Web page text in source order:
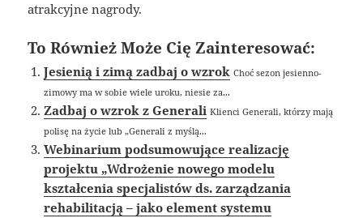
atrakcyjne nagrody.
To Również Może Cię Zainteresować:
Jesienią i zimą zadbaj o wzrok Choć sezon jesienno-
zimowy ma w sobie wiele uroku, niesie za...
Zadbaj o wzrok z Generali Klienci Generali, którzy mają
polisę na życie lub „Generali z myślą...
Webinarium podsumowujące realizację
projektu „Wdrożenie nowego modelu
kształcenia specjalistów ds. zarządzania
rehabilitacją – jako element systemu